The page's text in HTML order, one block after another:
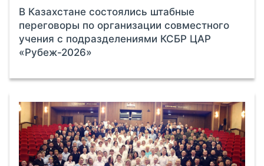
В Казахстане состоялись штабные
переговоры по организации совместного
учения с подразделениями КСБР ЦАР
«Рубеж-2026»